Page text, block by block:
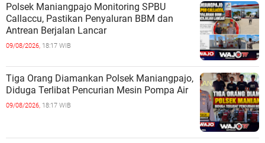
Polsek Maniangpajo Monitoring SPBU
Callaccu, Pastikan Penyaluran BBM dan
Antrean Berjalan Lancar
09/08/2026, 18:17 WIB
Tiga Orang Diamankan Polsek Maniangpajo,
Diduga Terlibat Pencurian Mesin Pompa Air
09/08/2026, 18:17 WIB